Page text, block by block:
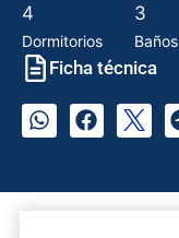
4
Dormitorios
3
Baños
Ficha técnica